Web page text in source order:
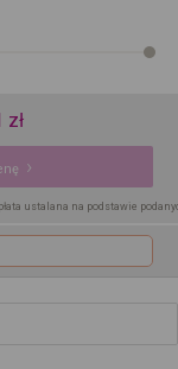
zł
ustalana na podstawie